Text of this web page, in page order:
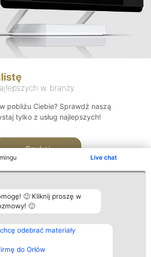
Live chat
🙂 Kliknij proszę w
🙂
odebrać materiały
do Orłów
w branży
pobliżu Ciebie? Sprawdź naszą
tylko z usług najlepszych!
Szukaj
Plebiscyt
Laureaci
wszystkich
Laureatów
Kontakt
Kontakt